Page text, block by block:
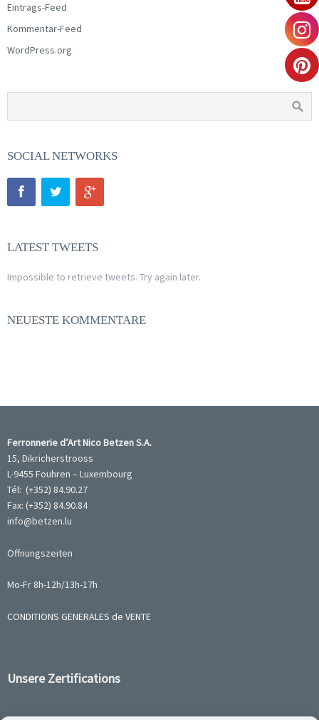
Eintrags-Feed
Kommentar-Feed
WordPress.org
SOCIAL NETWORKS
LATEST TWEETS
Impossible to retrieve tweets. Try again later.
NEUESTE KOMMENTARE
Ferronnerie d’Art Nico Betzen S.A.
15, Dikricherstrooss
L-9455 Fouhren – Luxembourg
Tél: (+352) 84.90.27
Fax: (+352) 84.90.84
info@betzen.lu
Öffnungszeiten
Mo-Fr 8h-12h/13h-17h
CONDITIONS GENERALES de VENTE
Unsere Zertifications